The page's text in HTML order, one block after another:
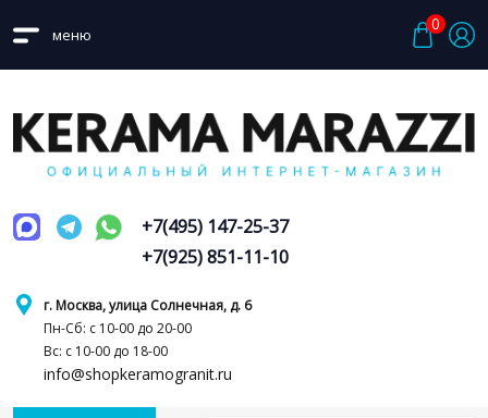
меню
0
г. Москва, улица Солнечная, д. 6
Пн-Сб: с 10-00 до 20-00
Вс: с 10-00 до 18-00
info@shopkeramogranit.ru
+7(495) 147-25-37
+7(925) 851-11-10